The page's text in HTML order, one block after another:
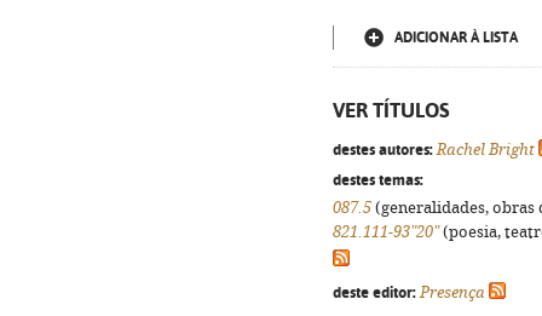
ADICIONAR À LISTA
VER TÍTULOS
destes autores: Rachel Bright
destes temas:
087.5 (generalidades,
821.111-93"20"(poesia,
deste editor: Presença